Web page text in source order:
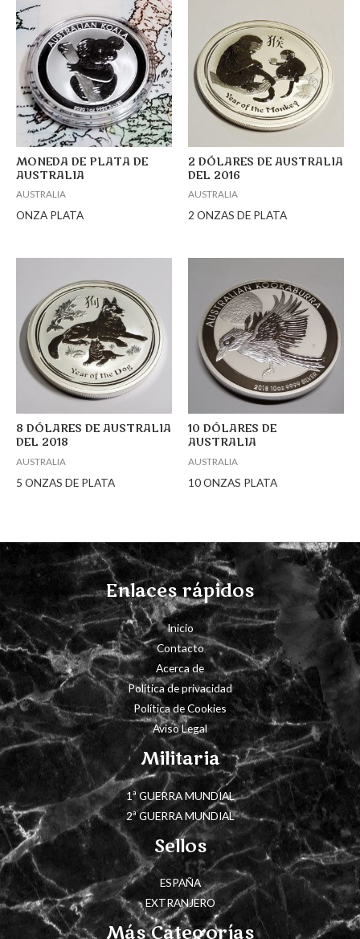
MONEDA DE PLATA DE
AUSTRALIA
AUSTRALIA
ONZA PLATA
2 DÓLARES DE AUSTRALIA
DEL 2016
AUSTRALIA
2 ONZAS DE PLATA
8 DÓLARES DE AUSTRALIA
DEL 2018
AUSTRALIA
5 ONZAS DE PLATA
10 DÓLARES DE
AUSTRALIA
AUSTRALIA
10 ONZAS PLATA
Enlaces rápidos
Inicio
Contacto
Acerca de
Política de privacidad
Política de Cookies
Aviso Legal
Militaria
1ª GUERRA MUNDIAL
2ª GUERRA MUNDIAL
Sellos
ESPAÑA
EXTRANJERO
Más Categorías